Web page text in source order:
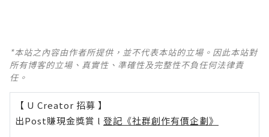
*本站之內容由作者所提供，並不代表本站的立場。因此本站對
所有博客的立場、真實性、準確性及完整性不負任何法律責
任。
【 U Creator 招募 】
出Post賺現金獎賞 l 登記《社群創作有價企劃》